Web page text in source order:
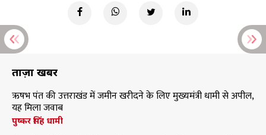
ताज़ा खबरें
ऋषभ पंत की उत्तराखंड में जमीन खरीदने के लिए मुख्यमंत्री धामी से अपील,
यह मिला जवाब
पुष्कर सिंह धामी